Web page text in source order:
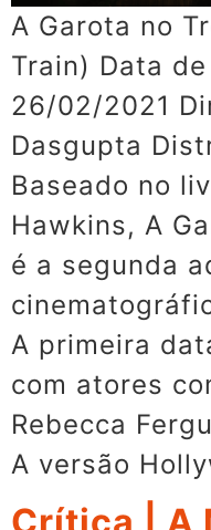
A Garota no
Train) Data
26/02/2021
Dasgupta
Baseado no
Hawkins, A
é a segunda
A primeira
com atores
Rebecca
A versão
Crítica | A